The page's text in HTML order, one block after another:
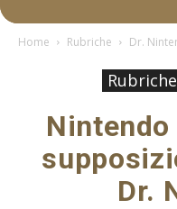
Home Rubriche Dr.
Rubriche
Nintendo
Dr.